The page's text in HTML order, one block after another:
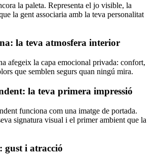
la paleta. Representa el jo visible, la
la gent associaria amb la teva personalitat
la teva atmosfera interior
afegeix la capa emocional privada: confort,
que semblen segurs quan ningú mira.
la teva primera impressió
funciona com una imatge de portada.
signatura visual i el primer ambient que la
gust i atracció